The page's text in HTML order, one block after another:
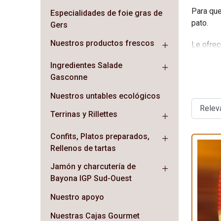
Especialidades de foie gras de
Gers
Nuestros productos frescos
Ingredientes Salade
Gasconne
Nuestros untables ecológicos
Terrinas y Rillettes
Confits, Platos preparados,
Rellenos de tartas
Jamón y charcutería de
Bayona IGP Sud-Ouest
Nuestro apoyo
Nuestras Cajas Gourmet
Para
pato.
Le
pato
todos